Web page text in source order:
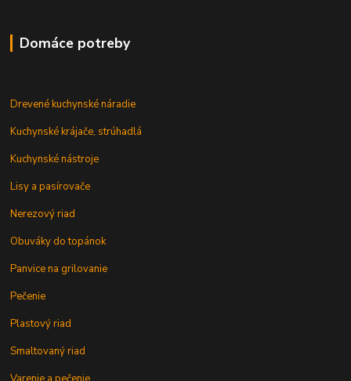
Domáce potreby
Drevené kuchynské náradie
Kuchynské krájače, strúhadlá
Kuchynské nástroje
Lisy a pasírovače
Nerezový riad
Obuváky do topánok
Panvice na grilovanie
Pečenie
Plastový riad
Smaltovaný riad